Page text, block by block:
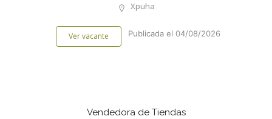
Xpuha
Ver vacante Publicada el 04/08/2026
Vendedora de Tiendas